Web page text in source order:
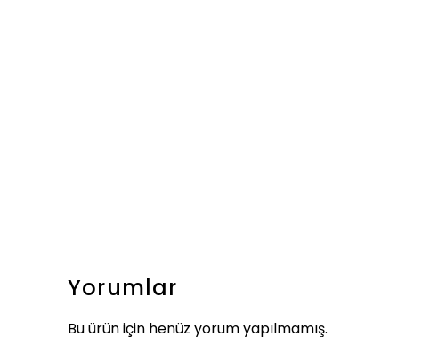
Yorumlar
Bu ürün için henüz yorum yapılmamış.